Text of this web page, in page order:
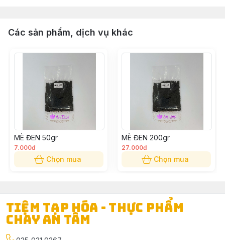
Các sản phẩm, dịch vụ khác
MÈ ĐEN 50gr
7.000đ
Chọn mua
MÈ ĐEN 200gr
27.000đ
Chọn mua
TIỆM TẠP HÓA - THỰC PHẨM
CHAY AN TÂM